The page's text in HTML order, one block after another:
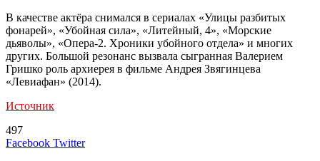
В качестве актёра снимался в сериалах «Улицы разбитых
фонарей», «Убойная сила», «Литейный, 4», «Морские
дьяволы», «Опера-2. Хроники убойного отдела» и многих
других. Большой резонанс вызвала сыгранная Валерием
Гришко роль архиерея в фильме Андрея Звягинцева
«Левиафан» (2014).
Источник
497
Facebook TwitterLinkedIn
Tumblr
Reddit
Вконтакте
Одноклассники
Skype
Messenger
Messenger
WhatsApp
Telegram
Viber
Line
Поделиться
Печатать